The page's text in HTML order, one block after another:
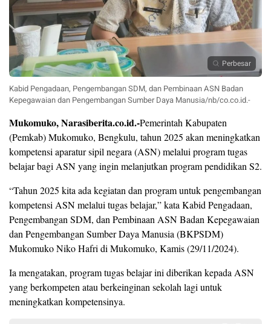
Perbesar
Kabid Pengadaan, Pengembangan SDM, dan Pembinaan ASN Badan
Kepegawaian dan Pengembangan Sumber Daya Manusia/nb/co.co.id.-
Mukomuko, Narasiberita.co.id.-Pemerintah Kabupaten
(Pemkab) Mukomuko, Bengkulu, tahun 2025 akan meningkatkan
kompetensi aparatur sipil negara (ASN) melalui program tugas
belajar bagi ASN yang ingin melanjutkan program pendidikan S2.
“Tahun 2025 kita ada kegiatan dan program untuk pengembangan
kompetensi ASN melalui tugas belajar,” kata Kabid Pengadaan,
Pengembangan SDM, dan Pembinaan ASN Badan Kepegawaian
dan Pengembangan Sumber Daya Manusia (BKPSDM)
Mukomuko Niko Hafri di Mukomuko, Kamis (29/11/2024).
Ia mengatakan, program tugas belajar ini diberikan kepada ASN
yang berkompeten atau berkeinginan sekolah lagi untuk
meningkatkan kompetensinya.